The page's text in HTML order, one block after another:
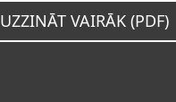
UZZINĀT VAIRĀK (PDF)